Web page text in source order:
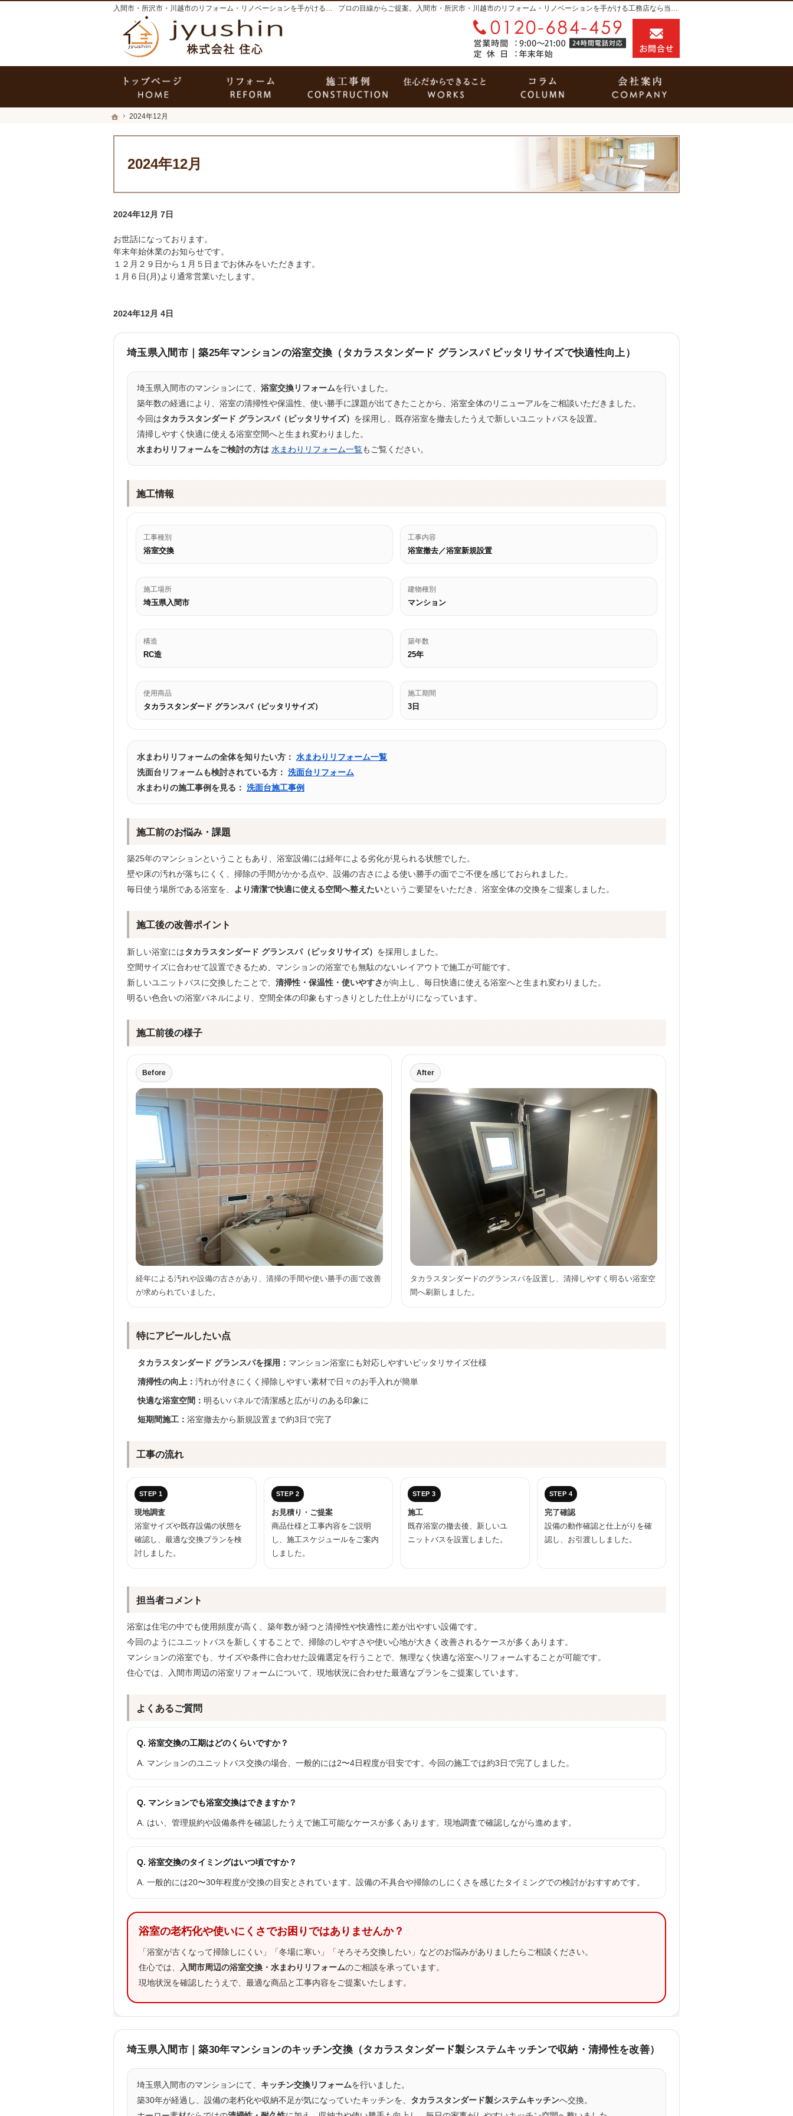
ホーム
2024年12月
2024年12月
プロの目線からご提案。入間市・所沢市・川越市のリフォーム・リノベーションを手がける工務店なら当社へ。
入間市・所沢市・川越市のリフォーム・リノベーションを手がける工務店なら住心（じゅうしん）
2024年12月 7日
お世話になっております。
年末年始休業のお知らせです。
１２月２９日から１月５日までお休みをいただきます。
１月６日(月)より通常営業いたします。
2024年12月 4日
埼玉県入間市｜築25年マンションの浴室交換（タカラスタンダード グランスパ ピッタリサイズで快適性向上）
埼玉県入間市のマンションにて、 浴室交換リフォームを行いました。
築年数の経過により、浴室の清掃性や保温性、使い勝手に課題が出てきたことから、浴室全体のリニューアルをご相談いただきました。
今回はタカラスタンダード グランスパ（ピッタリサイズ） を採用し、既存浴室を撤去したうえで新しいユニットバスを設置。
清掃しやすく快適に使える浴室空間へと生まれ変わりました。
水まわりリフォームをご検討の方は 水まわりリフォーム一覧もご覧ください。
施工情報
工事種別
浴室交換
工事内容
浴室撤去／浴室新規設置
施工場所
埼玉県入間市
建物種別
マンション
構造
RC造
築年数
25年
使用商品
タカラスタンダード グランスパ（ピッタリサイズ）
施工期間
3日
水まわりリフォームの全体を知りたい方： 水まわりリフォーム一覧
洗面台リフォームも検討されている方： 洗面台リフォーム
水まわりの施工事例を見る： 洗面台施工事例
施工前のお悩み・課題
築25年のマンションということもあり、浴室設備には経年による劣化が見られる状態でした。
壁や床の汚れが落ちにくく、掃除の手間がかかる点や、設備の古さによる使い勝手の面でご不便を感じておられました。
毎日使う場所である浴室を、 より清潔で快適に使える空間へ整えたいというご要望をいただき、浴室全体の交換をご提案しました。
施工後の改善ポイント
新しい浴室にはタカラスタンダード グランスパ（ピッタリサイズ） を採用しました。
空間サイズに合わせて設置できるため、マンションの浴室でも無駄のないレイアウトで施工が可能です。
新しいユニットバスに交換したことで、 清掃性・保温性・使いやすさが向上し、毎日快適に使える浴室へと生まれ変わりました。
明るい色合いの浴室パネルにより、空間全体の印象もすっきりとした仕上がりになっています。
施工前後の様子
Before
経年による汚れや設備の古さがあり、清掃の手間や使い勝手の面で改善
が求められていました。
After
タカラスタンダードのグランスパを設置し、清掃しやすく明るい浴室空
間へ刷新しました。
特にアピールしたい点
タカラスタンダード グランスパを採用： マンション浴室にも対応しやすいピッタリサイズ仕様
清掃性の向上： 汚れが付きにくく掃除しやすい素材で日々のお手入れが簡単
快適な浴室空間： 明るいパネルで清潔感と広がりのある印象に
短期間施工： 浴室撤去から新規設置まで約3日で完了
工事の流れ
STEP 1
現地調査
浴室サイズや既存設備の状態を
確認し、最適な交換プランを検
討しました。
STEP 2
お見積り・ご提案
商品仕様と工事内容をご説明
し、施工スケジュールをご案内
しました。
STEP 3
施工
既存浴室の撤去後、新しいユ
ニットバスを設置しました。
STEP 4
完了確認
設備の動作確認と仕上がりを確
認し、お引渡ししました。
担当者コメント
浴室は住宅の中でも使用頻度が高く、築年数が経つと清掃性や快適性に差が出やすい設備です。
今回のようにユニットバスを新しくすることで、掃除のしやすさや使い心地が大きく改善されるケースが多くあります。
マンションの浴室でも、サイズや条件に合わせた設備選定を行うことで、無理なく快適な浴室へリフォームすることが可能です。
住心では、入間市周辺の浴室リフォームについて、現地状況に合わせた最適なプランをご提案しています。
よくあるご質問
Q. 浴室交換の工期はどのくらいですか？
A. マンションのユニットバス交換の場合、一般的には2〜4日程度が目安です。今回の施工では約3日で完了しました。
Q. マンションでも浴室交換はできますか？
A. はい、管理規約や設備条件を確認したうえで施工可能なケースが多くあります。現地調査で確認しながら進めます。
Q. 浴室交換のタイミングはいつ頃ですか？
A. 一般的には20〜30年程度が交換の目安とされています。設備の不具合や掃除のしにくさを感じたタイミングでの検討がおすすめです。
浴室の老朽化や使いにくさでお困りではありませんか？
「浴室が古くなって掃除しにくい」「冬場に寒い」「そろそろ交換したい」などのお悩みがありましたらご相談ください。
住心では、
入間市周辺の浴室交換・水まわりリフォームのご相談を承っています。
現地状況を確認したうえで、最適な商品と工事内容をご提案いたします。
埼玉県入間市｜築30年マンションのキッチン交換（タカラスタンダード製システムキッチンで収納・清掃性を改善）
埼玉県入間市のマンションにて、 キッチン交換リフォームを行いました。
築30年が経過し、設備の老朽化や収納不足が気になっていたキッチンを、 タカラスタンダード製システムキッチンへ交換。
0120-684-459
営業時間9:00～21:00（24時間電話対応） 定
ホーム リフォーム リフォームフォトギャラリー 住心だからできること 家づくりコラム 会社案内
ホーム
2024年12月